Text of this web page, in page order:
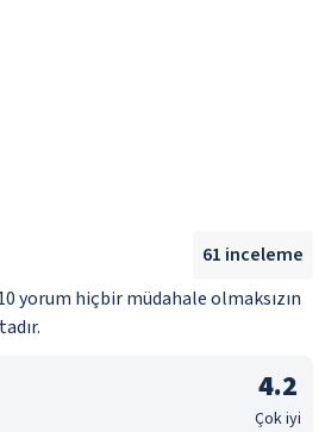
yorum hiçbir müdahale olmaksızın
61 inceleme
4.2
Çok iyi